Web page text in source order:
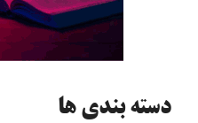
دسته‌ بندی ها